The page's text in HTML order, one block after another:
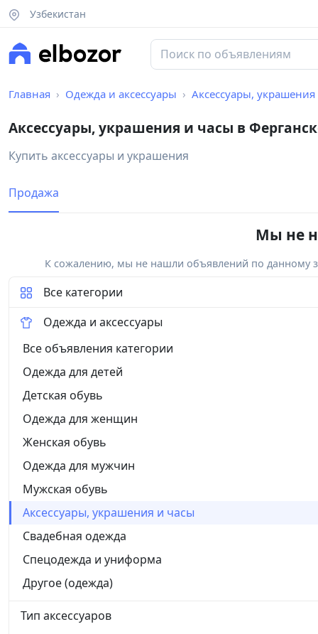
Узбекистан
Главная Одежда и аксессуары Аксессуары,
Аксессуары, украшения и часы в
Купить аксессуары и украшения
Продажа
Мы не
К сожалению, мы не нашли объявлений по данному
Все категории
Одежда и аксессуары
Все объявления категории
Одежда для детей
Детская обувь
Одежда для женщин
Женская обувь
Одежда для мужчин
Мужская обувь
Аксессуары, украшения и часы
Свадебная одежда
Спецодежда и униформа
Другое (одежда)
Тип аксессуаров